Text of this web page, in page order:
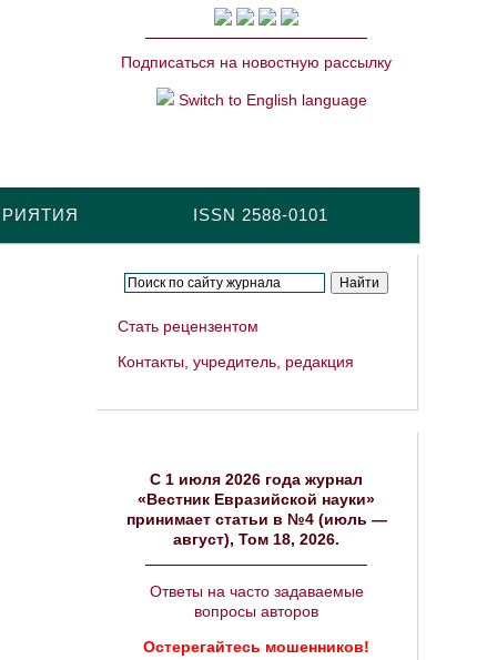
Подписаться на новостную рассылку
Switch to English language
ISSN 2588-0101
Стать рецензентом
Контакты, учредитель, редакция
C 1 июля 2026 года журнал
«Вестник Евразийской науки»
принимает статьи в №4 (июль —
август), Том 18, 2026.
Ответы на часто задаваемые
вопросы авторов
Остерегайтесь мошенников!